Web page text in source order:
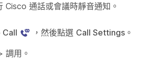
Cisco 通話或會議時靜音通知。
Call ，然後點選 Call Settings 。
調用 。